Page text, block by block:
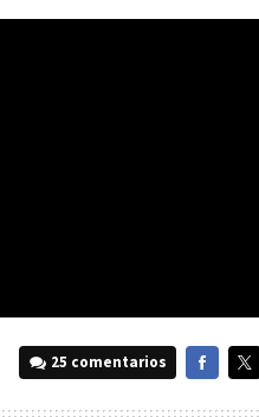
25 comentarios